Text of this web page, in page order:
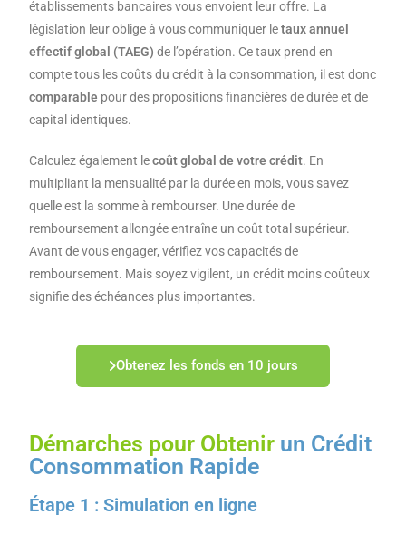
établissements bancaires vous envoient leur offre. La
législation leur oblige à vous communiquer letaux annuel
effectif global (TAEG) de l’opération. Ce taux prend en
compte tous les coûts du crédit à la consommation, il est donc
comparable pour des propositions financières de durée et de
capital identiques.
Calculez également lecoût global de votre crédit. En
multipliant la mensualité par la durée en mois, vous savez
quelle est la somme à rembourser. Une durée de
remboursement allongée entraîne un coût total supérieur.
Avant de vous engager, vérifiez vos capacités de
remboursement. Mais soyez vigilent, un crédit moins coûteux
signifie des échéances plus importantes.
Obtenez les fonds en 10 jours
Démarches pour Obtenir un Crédit
Consommation Rapide
Étape 1 : Simulation en ligne